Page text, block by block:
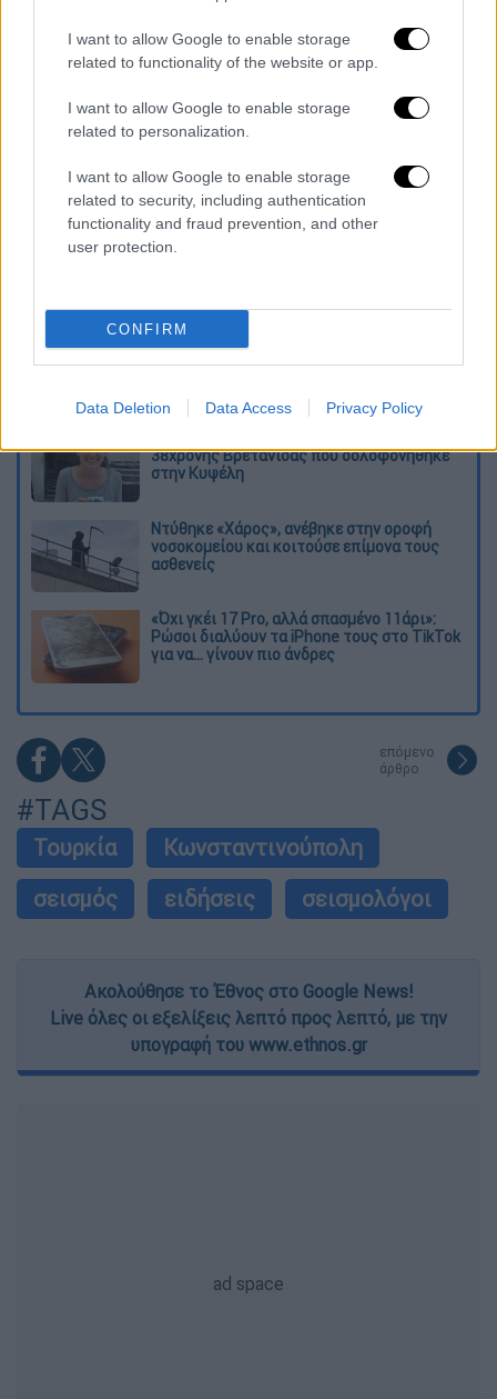
I want to allow Google to enable storage
related to functionality of the website or app.
I want to allow Google to enable storage
related to personalization.
I want to allow Google to enable storage
related to security, including authentication
functionality and fraud prevention, and other
user protection.
CONFIRM
Data Deletion Data Access Privacy Policy
ανθρώπινες ζωές και περιουσίες.
Ανακοίνωσε επίσης ότι τα σχολεία της γύρω
περιοχής δεν θα λειτουργήσουν για μία
ημέρα.
Ο σεισμολόγος Αλί Ιλκέρ Μπουλούτ δήλωσε
στο CNN Turkότι δεν πρόκειται για σεισμό
που μπορεί να συνδέεται με τον σεισμό των
6,2 βαθμών της Κωνσταντινούπολης.
Εκτελέσεις, συλλήψεις και νέοι
περιορισμοί: Το Ιράν σκληραίνει τη γραμμή
38χρονης Βρετανίδας που δολοφονήθηκε
στην Κυψέλη
Ντύθηκε «Χάρος», ανέβηκε στην οροφή
νοσοκομείου και κοιτούσε επίμονα τους
ασθενείς
«Όχι γκέι 17 Pro, αλλά σπασμένο 11άρι»:
Ρώσοι διαλύουν τα iPhone τους στο TikTok
για να... γίνουν πιο άνδρες
επόμενο
άρθρο
#TAGS
Τουρκία
Κωνσταντινούπολη
σεισμός
ειδήσεις σεισμολόγοι
Ακολούθησε το Έθνος στο Google News!
Live όλες οι εξελίξεις λεπτό προς λεπτό, με την
υπογραφή του www.ethnos.gr